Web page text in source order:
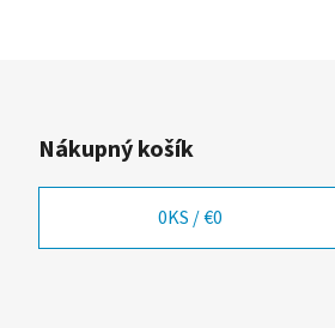
Nákupný košík
0KS /€0